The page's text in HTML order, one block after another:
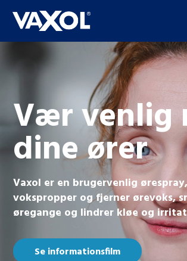
Vær venlig
dine ører
Vaxol er en brugervenlig
vokspropper og fjerner ørevoks,
øregange og lindrer kløe og
Se informationsfilm